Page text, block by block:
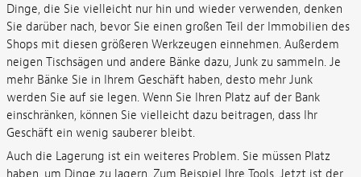
Dinge, die Sie vielleicht nur hin und wieder verwenden, denken
Sie darüber nach, bevor Sie einen großen Teil der Immobilien des
Shops mit diesen größeren Werkzeugen einnehmen. Außerdem
neigen Tischsägen und andere Bänke dazu, Junk zu sammeln. Je
mehr Bänke Sie in Ihrem Geschäft haben, desto mehr Junk
werden Sie auf sie legen. Wenn Sie Ihren Platz auf der Bank
einschränken, können Sie vielleicht dazu beitragen, dass Ihr
Geschäft ein wenig sauberer bleibt.
Auch die Lagerung ist ein weiteres Problem. Sie müssen Platz